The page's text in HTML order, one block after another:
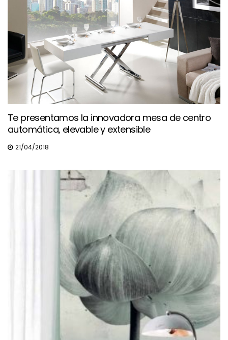
Te presentamos la innovadora mesa de centro
automática, elevable y extensible
21/04/2018